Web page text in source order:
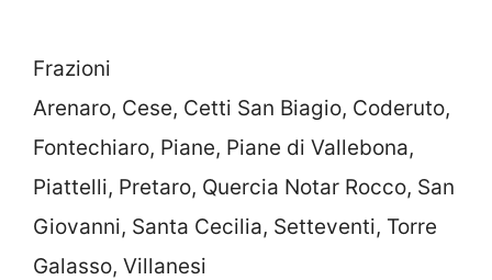
Frazioni
Arenaro, Cese, Cetti San Biagio, Coderuto,
Fontechiaro, Piane, Piane di Vallebona,
Piattelli, Pretaro, Quercia Notar Rocco, San
Giovanni, Santa Cecilia, Setteventi, Torre
Galasso, Villanesi